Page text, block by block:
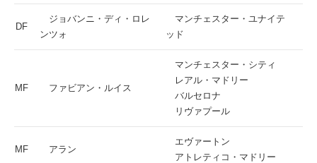
DF
ジョバンニ・ディ・ロレ
ンツォ
マンチェスター・ユナイテ
ッド
MF ファビアン・ルイス
マンチェスター・シティ
レアル・マドリー
バルセロナ
リヴァプール
MF アラン
エヴァートン
アトレティコ・マドリー